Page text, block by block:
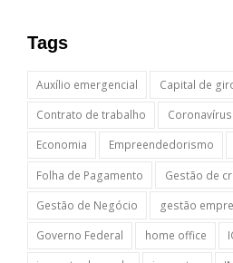
Tags
Auxílio emergencial Capital de
Contrato de trabalho
Coronavírus
Economia
Empreendedorismo
Folha de Pagamento
Gestão de
Gestão de Negócio
gestão
Governo Federal
home office